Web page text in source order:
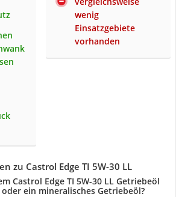
wenig
Einsatzgebiete
vorhanden
zu Castrol Edge TI 5W-30 LL
Castrol Edge TI 5W-30 LL Getriebeöl
ein mineralisches Getriebeöl?